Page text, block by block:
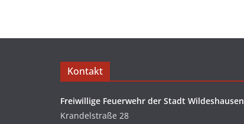
Kontakt
Freiwillige Feuerwehr der Stadt Wildeshausen
Krandelstraße 28